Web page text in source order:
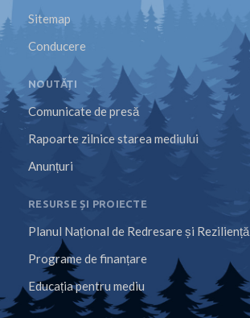
Sitemap
Conducere
NOUTĂȚI
Comunicate de presă
Rapoarte zilnice starea mediului
Anunțuri
RESURSE ȘI PROIECTE
Planul Național de Redresare și Reziliență
Programe de finanțare
Educația pentru mediu